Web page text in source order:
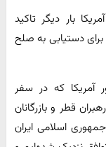
بار دیگر تاکید
برای دستیابی به صلح
آمریکا که در سفر
قطر و بازرگانان
اسلامی ایران